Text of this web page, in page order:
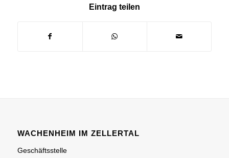
Eintrag teilen
WACHENHEIM IM ZELLERTAL
Geschäftsstelle